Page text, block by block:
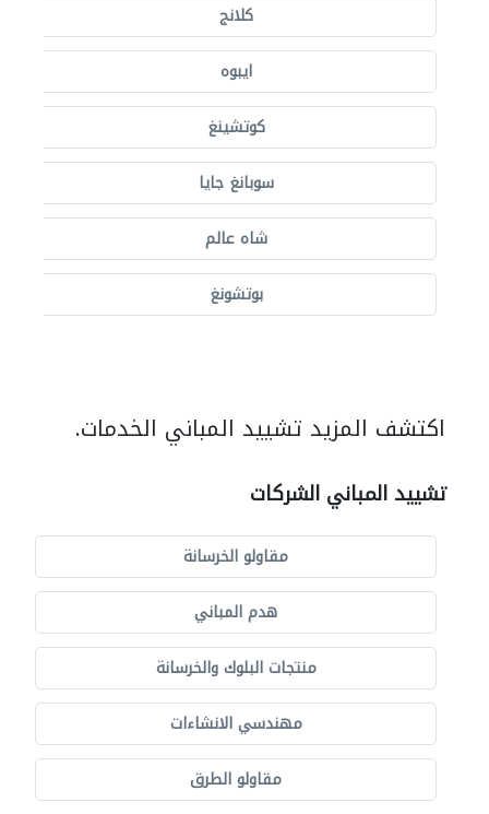
كلانج
ايبوه
كوتشينغ
سوبانغ جايا
شاه عالم
بوتشونغ
اكتشف المزيد تشييد المباني الخدمات.
تشييد المباني الشركات
مقاولو الخرسانة
هدم المباني
منتجات البلوك والخرسانة
مهندسي الانشاءات
مقاولو الطرق